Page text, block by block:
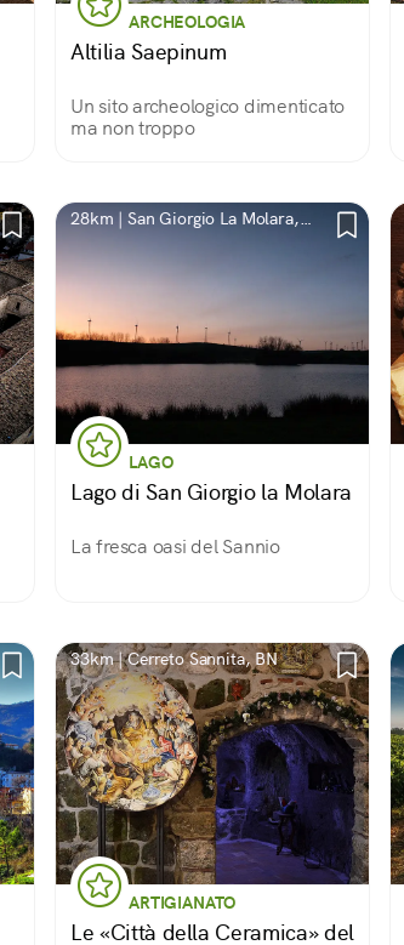
ARCHEOLOGIA
Altilia Saepinum
Un sito archeologico dimenticato
ma non troppo
28km | San Giorgio La Molara,
LAGO
Lago di San Giorgio la Molara
La fresca oasi del Sannio
33km | Cerreto Sannita, BN
ARTIGIANATO
Le «Città della Ceramica» del